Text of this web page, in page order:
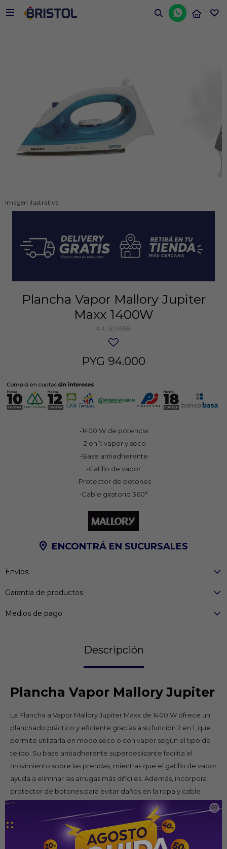



Imagen Ilustrativa
Plancha Vapor Mallory Jupiter
Maxx 1400W
BS16158
PYG 94.000
-1400 W de potencia
-2 en 1: vapor y seco
-Base antiadherente
-Gatillo de vapor
-Protector de botones
-Cable giratorio 360°
ENCONTRÁ EN SUCURSALES
Envíos
Garantía de productos
Medios de pago
Descripción
Plancha Vapor Mallory Jupiter
La Plancha a Vapor Mallory Jupiter Maxx de 1400 W ofrece un
planchado práctico y eficiente gracias a su función 2 en 1, que
permite utilizarla en modo seco o con vapor según el tipo de
tejido. Su base antiadherente superdeslizante facilita el
movimiento sobre las prendas, mientras que el gatillo de vapor
ayuda a eliminar las arrugas más difíciles. Además, incorpora
protector de botones para evitar daños en la ropa y cable
giratorio de 360°, brindando mayor comodidad y libertad de
movimiento durante el planchado.
Especificaciones